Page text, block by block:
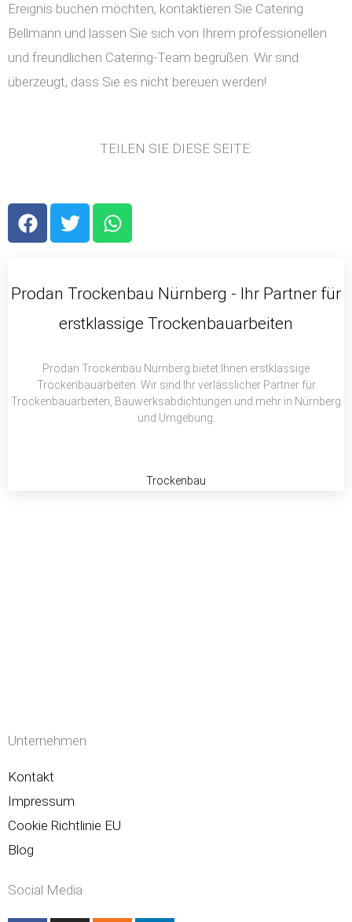
Ereignis buchen möchten, kontaktieren Sie Catering
Bellmann und lassen Sie sich von Ihrem professionellen
und freundlichen Catering-Team begrüßen. Wir sind
überzeugt, dass Sie es nicht bereuen werden!
TEILEN SIE DIESE SEITE:
F
a
b
T
w
t
r
W
h
s
p
Prodan Trockenbau Nürnberg - Ihr Partner für
erstklassige Trockenbauarbeiten
Prodan Trockenbau Nürnberg bietet Ihnen erstklassige
Trockenbauarbeiten. Wir sind Ihr verlässlicher Partner für
Trockenbauarbeiten, Bauwerksabdichtungen und mehr in Nürnberg
und Umgebung.
Trockenbau
Unternehmen
Kontakt
Impressum
Cookie Richtlinie EU
Blog
Social Media